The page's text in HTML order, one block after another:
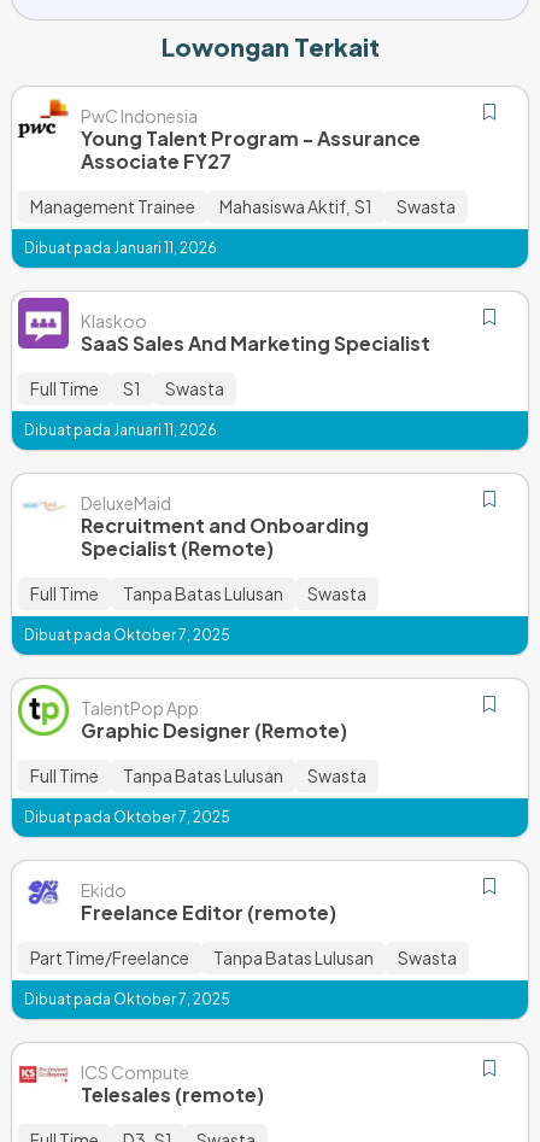
Lowongan Terkait
PwC Indonesia
Young Talent Program - Assurance
Associate FY27
Management Trainee Mahasiswa Aktif S1 Swasta
Dibuat pada Januari 11, 2026
Klaskoo
SaaS Sales And Marketing Specialist
Full Time S1 Swasta
Dibuat pada Januari 11, 2026
DeluxeMaid
Recruitment and Onboarding
Specialist (Remote)
Full Time Tanpa Batas Lulusan Swasta
Dibuat pada Oktober 7, 2025
TalentPop App
Graphic Designer (Remote)
Full Time Tanpa Batas Lulusan Swasta
Dibuat pada Oktober 7, 2025
Ekido
Freelance Editor (remote)
Part Time/Freelance Tanpa Batas Lulusan Swasta
Dibuat pada Oktober 7, 2025
ICS Compute
Telesales (remote)